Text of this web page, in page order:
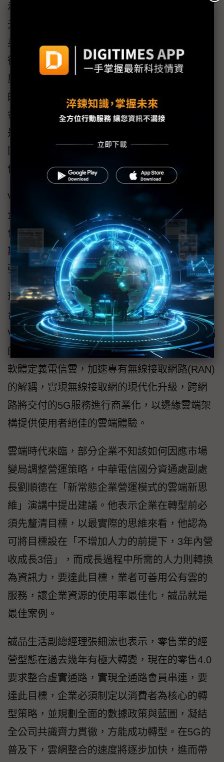
示該公司希望透過數位科技的力量，創造更多
元的商業模式，他以近期喬山推出的新概念健
身魔鏡為例，運用動態感知與線上影音串流技
術，結合競技、娛樂、社群等功能，打破時間
與空間限制，使用者不僅在家就能享受精品般
的健身課程體驗，還可以參加直播課程，連線
各地的健身夥伴與教練一起健身，這些服務都
是在AWS上執行，自2021年9月開始，喬山集
團交由中華電信集中管理其全球雲端服務，提
供使用者更便利即時的健身體驗。
VMware台灣總經理陳學智在「數位轉型、強化
企業核心創造力」演講中指出，數位轉型是強
化核心競爭力的必要作為，在去一年多的疫情
期間，企業對雲端的倚賴越來越深，且紛紛加
強數位投資，VMware就是其一。
現在該公司的技術研發與創新都是透過雲端平
台，強化開發效率。除了自身流程的轉型外，
VMWare也致力優化雲端平台的效能，近期推出
的Telco Cloud平台，可協助通訊服務供應商以
軟體定義電信雲，加速專有無線接取網路(RAN)
的解耦，實現無線接取網的現代化升級，跨網
路將交付的5G服務進行商業化，以邊緣雲端架
構提供使用者絕佳的雲端體驗。
雲端時代來臨，部分企業不知該如何因應市場
變局調整營運策略，中華電信國分資通處副處
長劉順德在「新常態企業營運模式的雲端新思
維」演講中提出建議。他表示企業在轉型前必
須先釐清目標，以最實際的思維來看，他認為
可將目標設在「不增加人力的前提下，3年內營
收成長3倍」，而成長過程中所需的人力則轉換
為資訊力，要達此目標，業者可善用公有雲的
服務，讓企業資源的使用率最佳化，誠品就是
最佳案例。
誠品生活副總經理張鈿浤也表示，零售業的經
營型態在過去幾年有極大轉變，現在的零售4.0
要求整合虛實通路，實現全通路會員串連，要
達此目標，企業必須制定以消費者為核心的轉
型策略，並規劃全面的數據政策與藍圖，凝結
全公司共識齊力貫徹，方能成功轉型。在5G的
普及下，雲網整合的速度將逐步加快，進而帶